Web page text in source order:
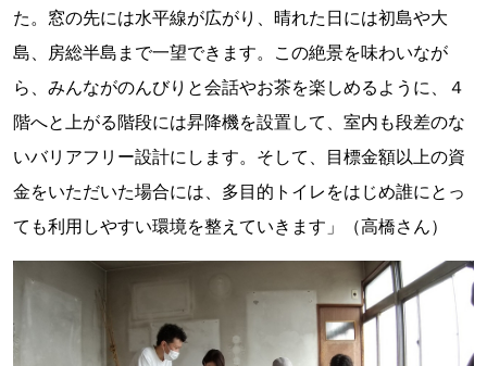
た。窓の先には水平線が広がり、晴れた日には初島や大
島、房総半島まで一望できます。この絶景を味わいなが
ら、みんながのんびりと会話やお茶を楽しめるように、４
階へと上がる階段には昇降機を設置して、室内も段差のな
いバリアフリー設計にします。そして、目標金額以上の資
金をいただいた場合には、多目的トイレをはじめ誰にとっ
ても利用しやすい環境を整えていきます」（高橋さん）